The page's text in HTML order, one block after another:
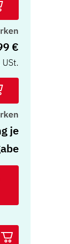
€
je